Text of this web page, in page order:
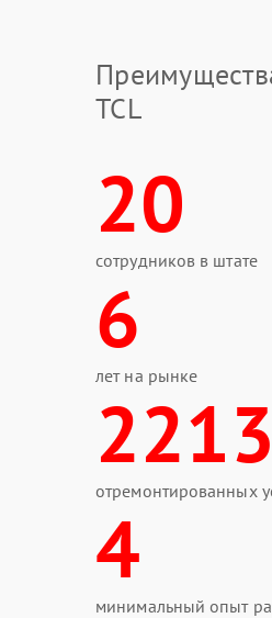
TCL
20
сотрудников в штате
6
лет на рынке
2213
отремонтированных
4
минимальный опыт